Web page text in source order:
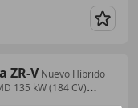
ZR-V Nuevo Híbrido
135 kW (184 CV)